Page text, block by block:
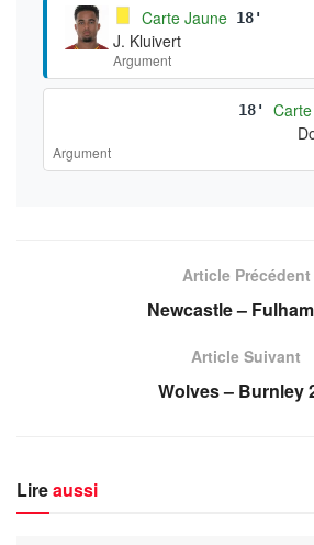
Carte Jaune 18'
J. Kluivert
Argument
18'
Argument
Article Précédent
Newcastle –
Article Suivant
Wolves – Burnley
Lireaussi